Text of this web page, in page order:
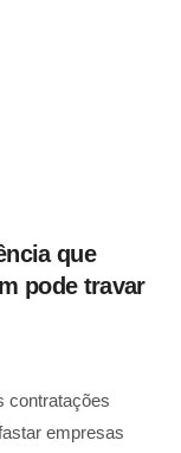
que
pode travar
contratações
empresas